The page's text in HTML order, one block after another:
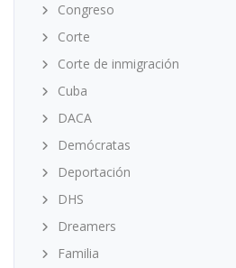
Congreso
Corte
Corte de inmigración
Cuba
DACA
Demócratas
Deportación
DHS
Dreamers
Familia